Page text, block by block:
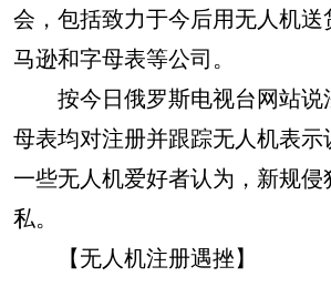
会，包括致力于今后用无人机送
马逊和字母表等公司。
按今日俄罗斯电视台网站说
母表均对注册并跟踪无人机表示
一些无人机爱好者认为，新规
私。
【无人机注册遇挫】